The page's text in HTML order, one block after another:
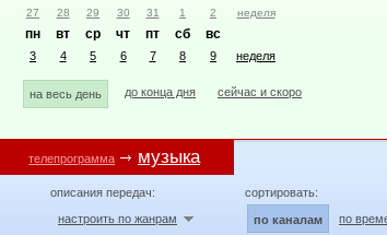
27 28 29 30 31 1 2 неделя
пн вт ср чт пт сб вс
3 4 5 6 7 8 9 неделя
на весь день до конца дня сейчас и скоро
телепрограмма музыка
описания передач:
настроить по жанрам
сортировать:
по каналам по